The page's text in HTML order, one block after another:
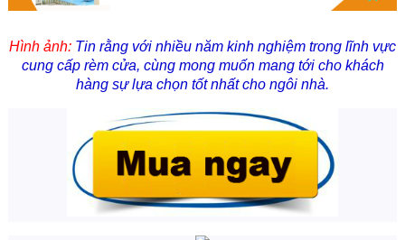
Hình ảnh: Tin rằng với nhiều năm kinh nghiệm trong lĩnh vực
cung cấp rèm cửa, cùng mong muốn mang tới cho khách
hàng sự lựa chọn tốt nhất cho ngôi nhà.